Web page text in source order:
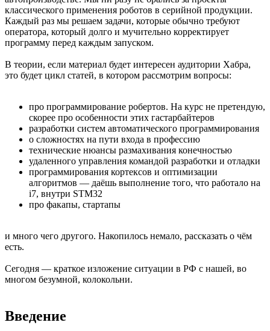
классического применения роботов в серийной продукции.
Каждый раз мы решаем задачи, которые обычно требуют
оператора, который долго и мучительно корректирует
программу перед каждым запуском.
В теории, если материал будет интересен аудитории Хабра,
это будет цикл статей, в котором рассмотрим вопросы:
про программирование робертов. На курс не претендую,
скорее про особенности этих гастарбайтеров
разработки систем автоматического программирования
о сложностях на пути входа в профессию
технические нюансы размахивания конечностью
удаленного управления командой разработки и отладки
программирования кортексов и оптимизации
алгоритмов — даёшь выполнение того, что работало на
i7, внутри STM32
про факапы, стартапы
и много чего другого. Накопилось немало, рассказать о чём
есть.
Сегодня — краткое изложение ситуации в РФ с нашей, во
многом безумной, колокольни.
Введение